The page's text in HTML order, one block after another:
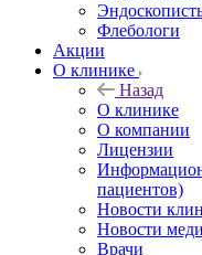
Флебологи
Акции
О клинике
Назад
О клинике
О компании
Лицензии
пациентов)
Новости
Новости
Врачи